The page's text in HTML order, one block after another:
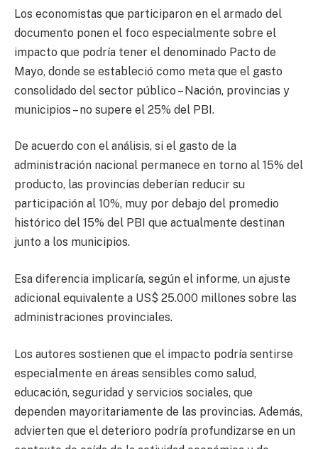
Los economistas que participaron en el armado del
documento ponen el foco especialmente sobre el
impacto que podría tener el denominado Pacto de
Mayo, donde se estableció como meta que el gasto
consolidado del sector público – Nación, provincias y
municipios – no supere el 25% del PBI.
De acuerdo con el análisis, si el gasto de la
administración nacional permanece en torno al 15% del
producto, las provincias deberían reducir su
participación al 10%, muy por debajo del promedio
histórico del 15% del PBI que actualmente destinan
junto a los municipios.
Esa diferencia implicaría, según el informe, un ajuste
adicional equivalente a US$ 25.000 millones sobre las
administraciones provinciales.
Los autores sostienen que el impacto podría sentirse
especialmente en áreas sensibles como salud,
educación, seguridad y servicios sociales, que
dependen mayoritariamente de las provincias. Además,
advierten que el deterioro podría profundizarse en un